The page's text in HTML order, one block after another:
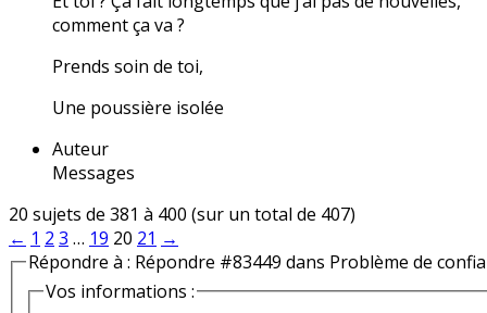
comment ça va ?
Prends soin de toi,
Une poussière isolée
Auteur
Messages
20 sujets de 381 à 400 (sur un total de 407)
← 1 2 3 … 19 20 21 →
Répondre à : Répondre #83449 dans Problème de
Vos informations :